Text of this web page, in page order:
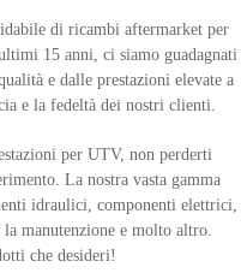
di ricambi aftermarket per
15 anni, ci siamo guadagnati
e dalle prestazioni elevate a
e la fedeltà dei nostri clienti.
per UTV, non perderti
La nostra vasta gamma
idraulici, componenti elettrici,
manutenzione e molto altro.
che desideri!